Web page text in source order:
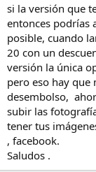
Sí, a mi me ha
la ultima version,
prueba y resulta
licencia, le pongo
licencia valido) y
validarlo me dice
mas tarde"
Despues de
he desinstalado
si la versión que
entonces podrías
posible, cuando
20 con un
versión la única
pero eso hay que
desembolso,
subir las
tener tus
, facebook.
Saludos .